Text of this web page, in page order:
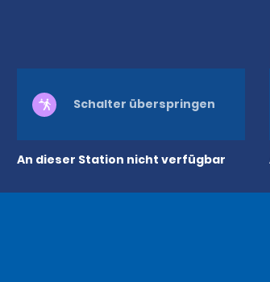
An dieser Station nicht verfügbar
Schalter überspringen